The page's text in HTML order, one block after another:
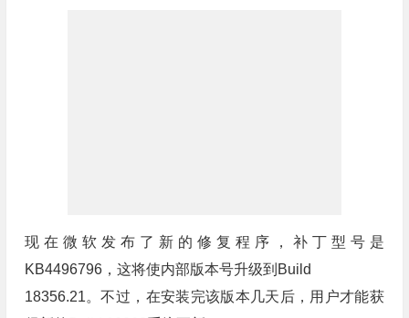
现在微软发布了新的修复程序，补丁型号是
KB4496796，这将使内部版本号升级到Build
18356.21。不过，在安装完该版本几天后，用户才能获